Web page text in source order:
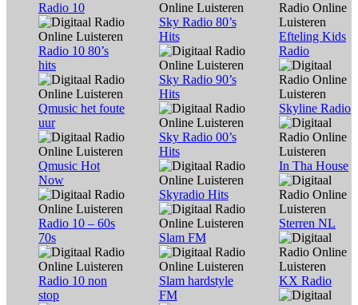
Radio 10
Radio 10 80’s
hits
Qmusic het foute
uur
Qmusic Hot
Now
Radio 10 – 60s
70s
Radio 10 non
stop
Sky Radio 80’s
Hits
Sky Radio 90’s
Hits
Sky Radio 00’s
Hits
Skyradio Hits
Slam FM
Slam hardstyle
FM
Efteling Kids
Radio
Skyline Radio
In Tha House
Sterren NL
KX Radio